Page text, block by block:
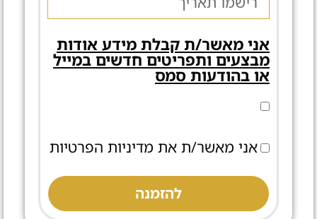
אני מאשר/ת קבלת מידע אודות
מבצעים ותפריטים חדשים במייל
או בהודעות סמס
אני מאשר/ת את מדיניות הפרטיות
להזמנה